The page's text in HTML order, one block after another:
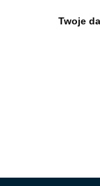
Twoje